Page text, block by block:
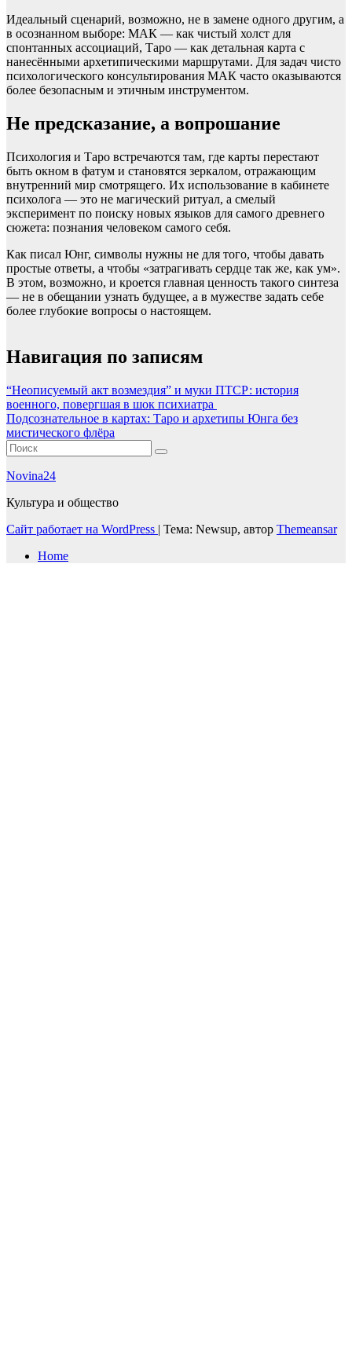
Идеальный сценарий, возможно, не в замене одного другим, а
в осознанном выборе: МАК — как чистый холст для
спонтанных ассоциаций, Таро — как детальная карта с
нанесёнными архетипическими маршрутами. Для задач чисто
психологического консультирования МАК часто оказываются
более безопасным и этичным инструментом.
Не предсказание, а вопрошание
Психология и Таро встречаются там, где карты перестают
быть окном в фатум и становятся зеркалом, отражающим
внутренний мир смотрящего. Их использование в кабинете
психолога — это не магический ритуал, а смелый
эксперимент по поиску новых языков для самого древнего
сюжета: познания человеком самого себя.
Как писал Юнг, символы нужны не для того, чтобы давать
простые ответы, а чтобы «затрагивать сердце так же, как ум».
В этом, возможно, и кроется главная ценность такого синтеза
— не в обещании узнать будущее, а в мужестве задать себе
более глубокие вопросы о настоящем.
Навигация по записям
“Неописуемый акт возмездия” и муки ПТСР: история
военного, повергшая в шок психиатра
Подсознательное в картах: Таро и архетипы Юнга без
мистического флёра
Novina24
Культура и общество
Сайт работает на WordPress | Тема: Newsup, автор Themeansar
Home